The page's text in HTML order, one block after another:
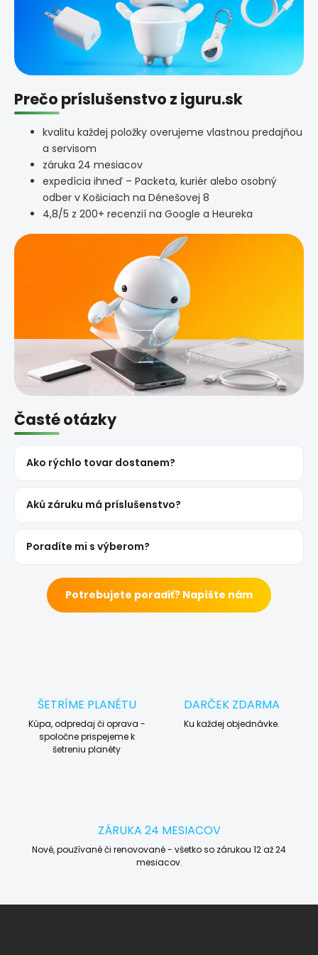
Prečo príslušenstvo z iguru.sk
kvalitu každej položky overujeme vlastnou predajňou
a servisom
záruka 24 mesiacov
expedícia ihneď – Packeta, kuriér alebo osobný
odber v Košiciach na Dénešovej 8
4,8/5 z 200+ recenzií na Google a Heureka
Časté otázky
Ako rýchlo tovar dostanem?
Akú záruku má príslušenstvo?
Poradíte mi s výberom?
Potrebujete poradiť? Napíšte nám
ŠETRÍME PLANÉTU
Kúpa, odpredaj či oprava -
spoločne prispejeme k
šetreniu planéty
DARČEK ZDARMA
Ku každej objednávke.
ZÁRUKA 24 MESIACOV
Nové, používané či renovované - všetko so zárukou 12 až 24
mesiacov.
Z